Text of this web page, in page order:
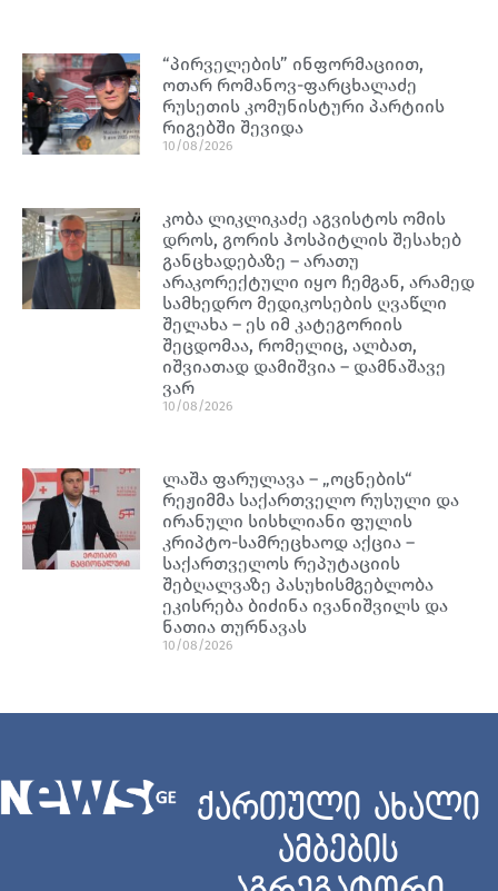
“პირველების” ინფორმაციით,
ოთარ რომანოვ-ფარცხალაძე
რუსეთის კომუნისტური პარტიის
რიგებში შევიდა
10/08/2026
კობა ლიკლიკაძე აგვისტოს ომის
დროს, გორის ჰოსპიტლის შესახებ
განცხადებაზე – არათუ
არაკორექტული იყო ჩემგან, არამედ
სამხედრო მედიკოსების ღვაწლი
შელახა – ეს იმ კატეგორიის
შეცდომაა, რომელიც, ალბათ,
იშვიათად დამიშვია – დამნაშავე
ვარ
10/08/2026
ლაშა ფარულავა – „ოცნების“
რეჟიმმა საქართველო რუსული და
ირანული სისხლიანი ფულის
კრიპტო-სამრეცხაოდ აქცია –
საქართველოს რეპუტაციის
შებღალვაზე პასუხისმგებლობა
ეკისრება ბიძინა ივანიშვილს და
ნათია თურნავას
10/08/2026
ქართული ახალი
ამბების